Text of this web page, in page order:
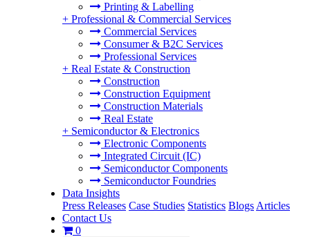
Printing & Labelling
+ Professional & Commercial Services
Commercial Services
Consumer & B2C Services
Professional Services
+ Real Estate & Construction
Construction
Construction Equipment
Construction Materials
Real Estate
+ Semiconductor & Electronics
Electronic Components
Integrated Circuit (IC)
Semiconductor Components
Semiconductor Foundries
Data Insights
Press Releases Case Studies Statistics Blogs Articles
Contact Us
0